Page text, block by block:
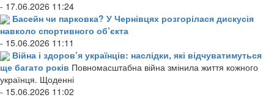
- 17.06.2026 11:24
Басейн чи парковка? У Чернівцях розгорілася дискусія
навколо спортивного об’єкта
- 15.06.2026 11:11
Війна і здоров’я українців: наслідки, які відчуватимуться
ще багато років Повномасштабна війна змінила життя кожного
українця. Щоденні
- 15.06.2026 11:02